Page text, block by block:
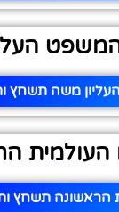
המשפט
משה תשחץ
העולמית
הראשונה תשחץ